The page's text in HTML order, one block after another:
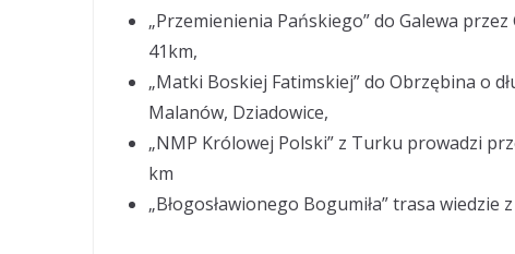
„Przemienienia Pańskiego” do Galewa przez
41km,
„Matki Boskiej Fatimskiej” do Obrzębina o
Malanów, Dziadowice,
„NMP Królowej Polski” z Turku prowadzi
km
„Błogosławionego Bogumiła” trasa